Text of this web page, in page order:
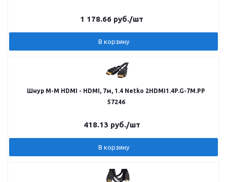
1 178.66 руб./шт
В корзину
Шнур M-M HDMI - HDMI, 7м, 1.4 Netko 2HDMI1.4P.G-7M.PP
57246
418.13 руб./шт
В корзину